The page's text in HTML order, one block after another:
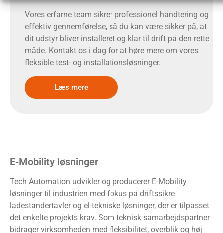
Vores erfarne team sikrer professionel håndtering og
effektiv gennemførelse, så du kan være sikker på, at
dit udstyr bliver installeret og klar til drift på den rette
måde. Kontakt os i dag for at høre mere om vores
fleksible test- og installationsløsninger.
Læs mere
E-Mobility løsninger
Tech Automation udvikler og producerer E-Mobility
løsninger til industrien med fokus på driftssikre
ladestandertavler og el-tekniske løsninger, der er tilpasset
det enkelte projekts krav. Som teknisk samarbejdspartner
bidrager virksomheden med fleksibilitet, overblik og høj